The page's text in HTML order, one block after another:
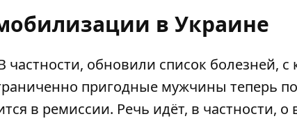
в Украине
обновили список болезней, с
пригодные мужчины теперь
в ремиссии. Речь идёт, в частности,